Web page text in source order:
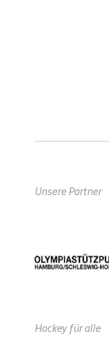
Unsere Partner
Hockey für alle